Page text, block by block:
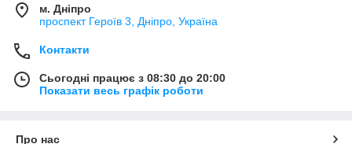
м. Дніпро
проспект Героїв 3, Дніпро, Україна
Контакти
Сьогодні працює з 08:30 до 20:00
Показати весь графік роботи
Про нас